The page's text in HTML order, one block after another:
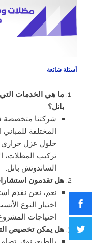
أسئلة شائعة
ما هي الخدمات
بانل؟
شركتنا متخصصة
المختلفة للمباني
حلول عزل حراري
تركيب المظلات،
الساندوتش بانل.
هل تقدمون
نعم، نحن نقدم
اختيار النوع
احتياجات
هل يمكن تخصيص